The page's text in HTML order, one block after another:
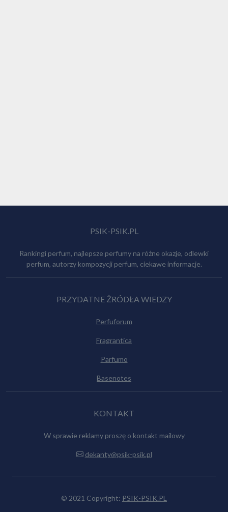
PSIK-PSIK.PL
Rankingi perfum, najlepsze perfumy na różne okazje, odlewki
perfum, autorzy kompozycji perfum, ciekawe informacje.
PRZYDATNE ŻRÓDŁA WIEDZY
Perfuforum
Fragrantica
Parfumo
Basenotes
KONTAKT
W sprawie reklamy proszę o kontakt mailowy
dekanty@psik-psik.pl
© 2021 Copyright: PSIK-PSIK.PL